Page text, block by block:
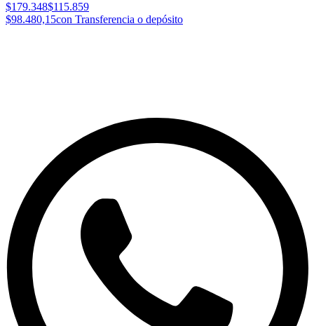
$179.348$115.859
$98.480,15con Transferencia o depósito